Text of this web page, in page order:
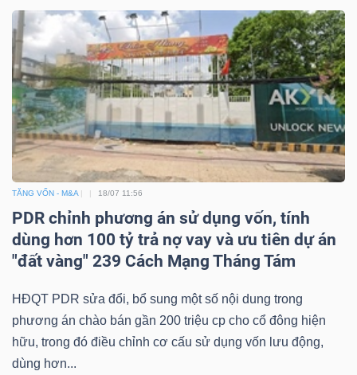
TĂNG VỐN - M&A 18/07 11:56
PDR chỉnh phương án sử dụng vốn, tính
dùng hơn 100 tỷ trả nợ vay và ưu tiên dự án
"đất vàng" 239 Cách Mạng Tháng Tám
HĐQT PDR sửa đổi, bổ sung một số nội dung trong
phương án chào bán gần 200 triệu cp cho cổ đông hiện
hữu, trong đó điều chỉnh cơ cấu sử dụng vốn lưu động,
dùng hơn...